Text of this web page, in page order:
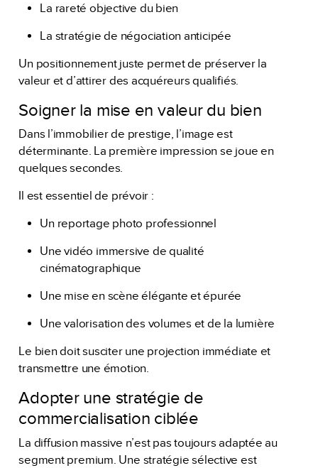
La rareté objective du bien
La stratégie de négociation anticipée
Un positionnement juste permet de préserver la
valeur et d’attirer des acquéreurs qualifiés.
Soigner la mise en valeur du bien
Dans l’immobilier de prestige, l’image est
déterminante. La première impression se joue en
quelques secondes.
Il est essentiel de prévoir :
Un reportage photo professionnel
Une vidéo immersive de qualité
cinématographique
Une mise en scène élégante et épurée
Une valorisation des volumes et de la lumière
Le bien doit susciter une projection immédiate et
transmettre une émotion.
Adopter une stratégie de
commercialisation ciblée
La diffusion massive n’est pas toujours adaptée au
segment premium. Une stratégie sélective est